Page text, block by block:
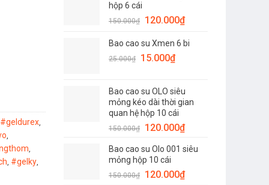
hộp 6 cái
150.000₫
Giá
là:
150.000₫.
120.000₫Giá
tại
Bao cao su Xmen 6 bi
25.000₫
Giá
25.000₫.
15.000₫Giá
là:
15.000₫.
Bao cao su OLO siêu
mỏng kéo dài thời gian
quan hệ hộp 10 cái
150.000₫
Giá
là:
150.000₫.
120.000₫Giá
tại
120.000₫.
Bao cao su Olo 001 siêu
mỏng hộp 10 cái
150.000₫
Giá
120.000₫Giá
#geldurex,
,
,
, #gelky,